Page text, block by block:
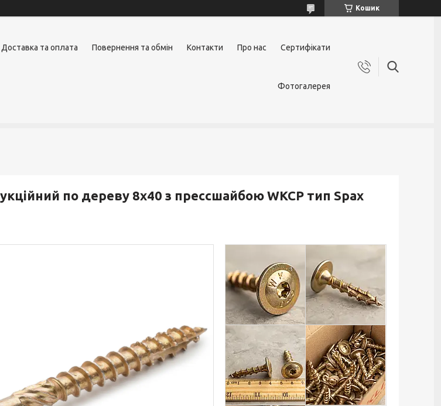
Кошик
Доставка та оплата Повернення та обмін Контакти Про нас Сертифікати
Фотогалерея
по дереву 8x40 з прессшайбою WKCP тип Spax